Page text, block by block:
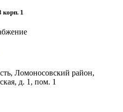
корп. 1
Ломоносовский район,
д. 1, пом. 1